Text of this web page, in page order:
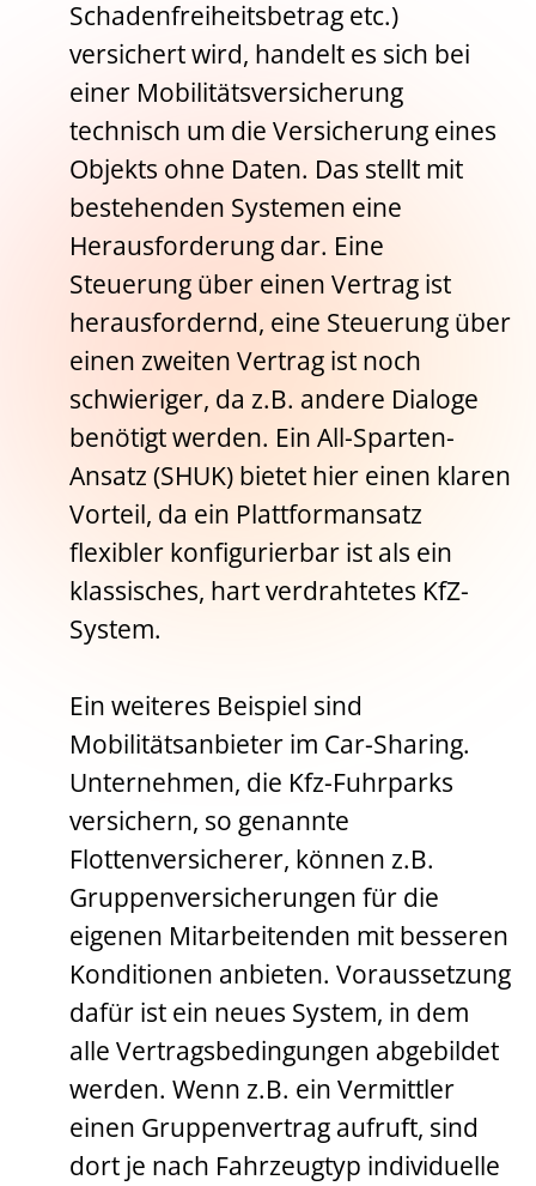
Schadenfreiheitsbetrag etc.)
versichert wird, handelt es sich bei
einer Mobilitätsversicherung
technisch um die Versicherung eines
Objekts ohne Daten. Das stellt mit
bestehenden Systemen eine
Herausforderung dar. Eine
Steuerung über einen Vertrag ist
herausfordernd, eine Steuerung über
einen zweiten Vertrag ist noch
schwieriger, da z.B. andere Dialoge
benötigt werden. Ein All-Sparten-
Ansatz (SHUK) bietet hier einen klaren
Vorteil, da ein Plattformansatz
flexibler konfigurierbar ist als ein
klassisches, hart verdrahtetes KfZ-
System.
Ein weiteres Beispiel sind
Mobilitätsanbieter im Car-Sharing.
Unternehmen, die Kfz-Fuhrparks
versichern, so genannte
Flottenversicherer, können z.B.
Gruppenversicherungen für die
eigenen Mitarbeitenden mit besseren
Konditionen anbieten. Voraussetzung
dafür ist ein neues System, in dem
alle Vertragsbedingungen abgebildet
werden. Wenn z.B. ein Vermittler
einen Gruppenvertrag aufruft, sind
dort je nach Fahrzeugtyp individuelle